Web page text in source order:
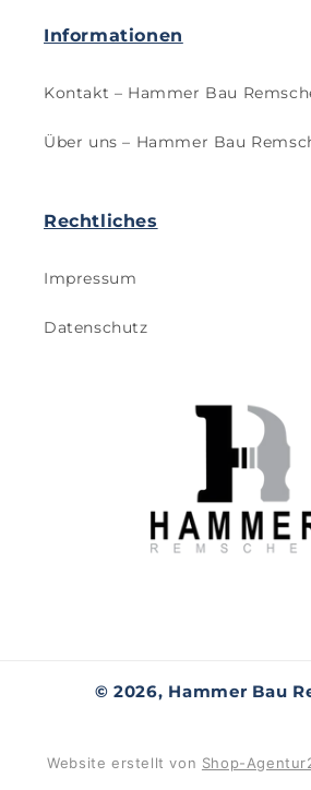
Informationen
Kontakt – Hammer Bau
Über uns – Hammer Bau
Rechtliches
Impressum
Datenschutz
© 2026, Hammer Bau
Website erstellt von Shop-